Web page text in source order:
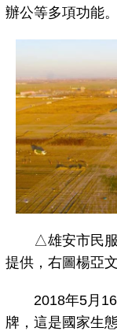
辦公等多項功能。
△雄安市民服
提供，右圖楊亞文
2018年5月16
牌，這是國家生